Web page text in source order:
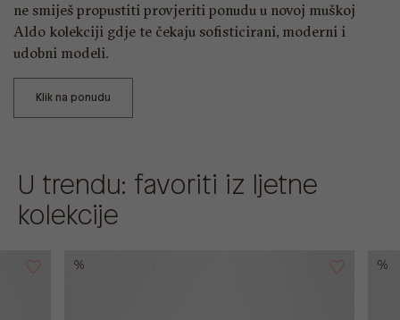
ne smiješ propustiti provjeriti ponudu u novoj muškoj
Aldo kolekciji gdje te čekaju sofisticirani, moderni i
udobni modeli.
Klik na ponudu
U trendu: favoriti iz ljetne
kolekcije
% %